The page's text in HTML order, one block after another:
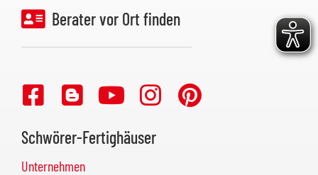
Berater vor Ort finden
Schwörer-Fertighäuser
Unternehmen